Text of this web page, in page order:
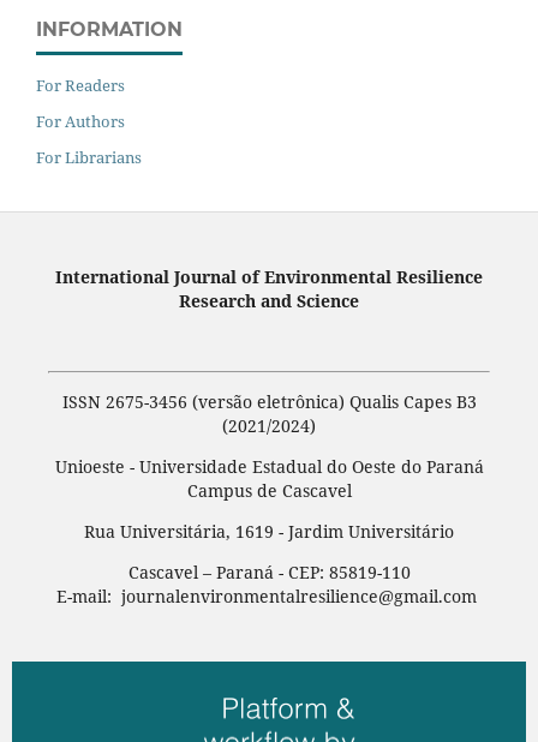
INFORMATION
For Readers
For Authors
For Librarians
International Journal of Environmental Resilience
Research and Science
ISSN 2675-3456 (versão eletrônica) Qualis Capes B3
(2021/2024)
Unioeste - Universidade Estadual do Oeste do Paraná
Campus de Cascavel
Rua Universitária, 1619 - Jardim Universitário
Cascavel – Paraná - CEP: 85819-110
E-mail: journalenvironmentalresilience@gmail.com